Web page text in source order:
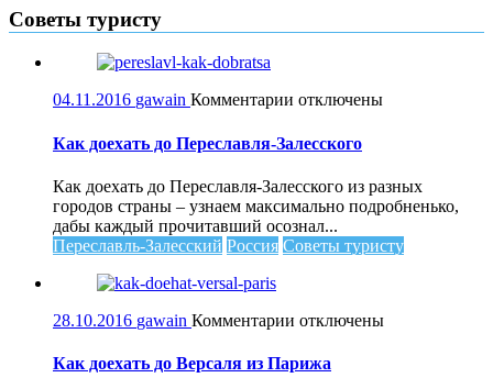
Советы туристу
04.11.2016 gawain Комментарии к
Как
доехать
Переславля-
Залесского
отключены
Как доехать до Переславля-Залесского
Как доехать до Переславля-Залесского из разных
городов страны – узнаем максимально подробненько,
дабы каждый прочитавший осознал...
Переславль-Залесский Россия Советы туристу
28.10.2016 gawain Комментарии к
Как
доехать
отключены
Как доехать до Версаля из Парижа